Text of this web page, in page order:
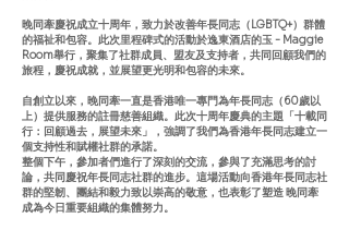
晚同牽慶祝成立十周年，致力於改善年長同志（LGBTQ+）群體
的福祉和包容。此次里程碑式的活動於逸東酒店的玉 - Maggie
Room舉行，聚集了社群成員、盟友及支持者，共同回顧我們的
旅程，慶祝成就，並展望更光明和包容的未來。
自創立以來，晚同牽一直是香港唯一專門為年長同志（60歲以
上）提供服務的註冊慈善組織。此次十周年慶典的主題「十載同
行：回顧過去，展望未來」，強調了我們為香港年長同志建立一
個支持性和賦權社群的承諾。
整個下午，參加者們進行了深刻的交流，參與了充滿思考的討
論，共同慶祝年長同志社群的進步。這場活動向香港年長同志社
群的堅韌、團結和毅力致以崇高的敬意，也表彰了塑造 晚同牽
成為今日重要組織的集體努力。